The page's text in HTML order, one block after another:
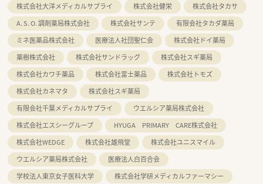
株式会社大洋メディカルサプライ
株式会社健栄
株式会社タカサ
A. S. O. 調剤薬局株式会社
株式会社サンテ
有限会社タカダ薬局
ミネ医薬品株式会社
医療法人社団聖仁会
株式会社ドイ薬局
薬樹株式会社
株式会社サンドラッグ
株式会社スギ薬局
株式会社カワチ薬品
株式会社富士薬品
株式会社トモズ
株式会社カネマタ
株式会社スギ薬局
有限会社千葉メディカルサプライ
ウエルシア薬局株式会社
株式会社エスシーグループ
HYUGA PRIMARY CARE株式会社
株式会社WEDGE
株式会社雄飛堂
株式会社ユニスマイル
ウエルシア薬局株式会社
医療法人白百合会
学校法人東京女子医科大学
株式会社学研メディカルファーマシー